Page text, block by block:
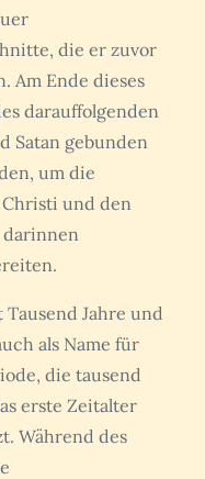
die er zuvor
Am Ende dieses
darauffolgenden
Satan gebunden
um die
und den
darinnen
Jahre und
als Name für
die tausend
erste Zeitalter
Während des